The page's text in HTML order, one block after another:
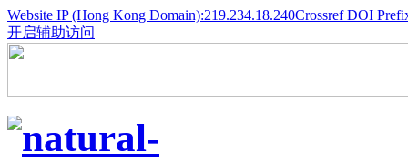
Website IP (Hong Kong Domain):219.234.18.240Crossref DOI
开启辅助访问